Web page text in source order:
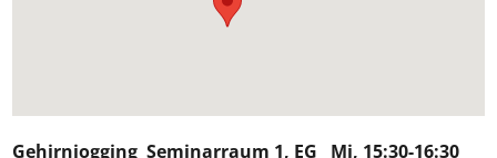
GehirnjoggingSeminarraum 1, EG Mi, 15:30-16:30